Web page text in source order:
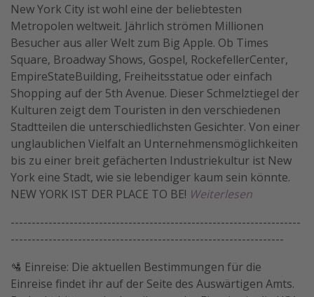
New York City ist wohl eine der beliebtesten
Metropolen weltweit. Jährlich strömen Millionen
Besucher aus aller Welt zum Big Apple. Ob Times
Square, Broadway Shows, Gospel, RockefellerCenter,
EmpireStateBuilding, Freiheitsstatue oder einfach
Shopping auf der 5th Avenue. Dieser Schmelztiegel der
Kulturen zeigt dem Touristen in den verschiedenen
Stadtteilen die unterschiedlichsten Gesichter. Von einer
unglaublichen Vielfalt an Unternehmensmöglichkeiten
bis zu einer breit gefächerten Industriekultur ist New
York eine Stadt, wie sie lebendiger kaum sein könnte.
NEW YORK IST DER PLACE TO BE! Weiterlesen
---------------------------------------------------------------------
-----------------------------------------------------------------
🛂 Einreise: Die aktuellen Bestimmungen für die
Einreise findet ihr auf der Seite des Auswärtigen Amts.